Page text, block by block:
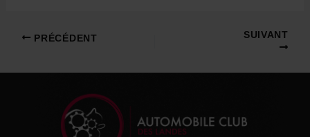
Navigation
articles
PRÉCÉDENT SUIVANT